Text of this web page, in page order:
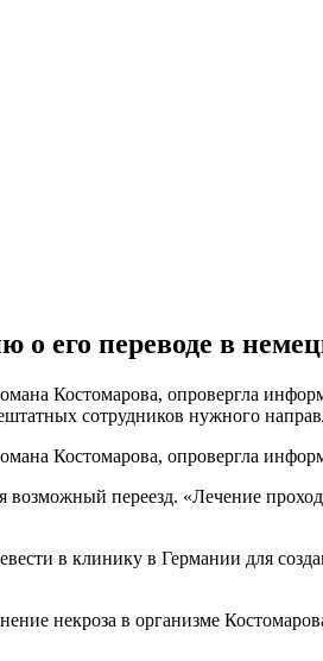
о его переводе в
Костомарова, опровергла
сотрудников нужного
Костомарова, опровергла
возможный переезд. «Лечение
в клинику в Германии для
некроза в организме